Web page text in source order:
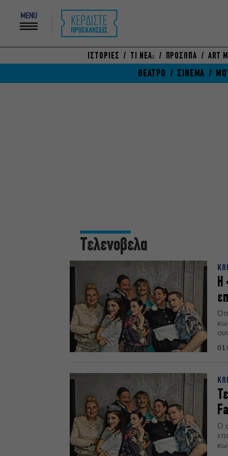
MENU
ΙΣΤΟΡΙΕΣ ΤΙ ΝΕΑ; ΠΡΟΣΩΠΑ ART
ΘΕΑΤΡΟ ΣΙΝΕΜΑ
Τελενοβελα
Η
Ο